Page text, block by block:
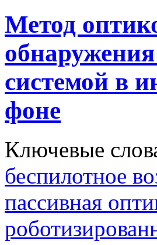
Метод
системой в
фоне
Ключевые
беспилотное
пассивная